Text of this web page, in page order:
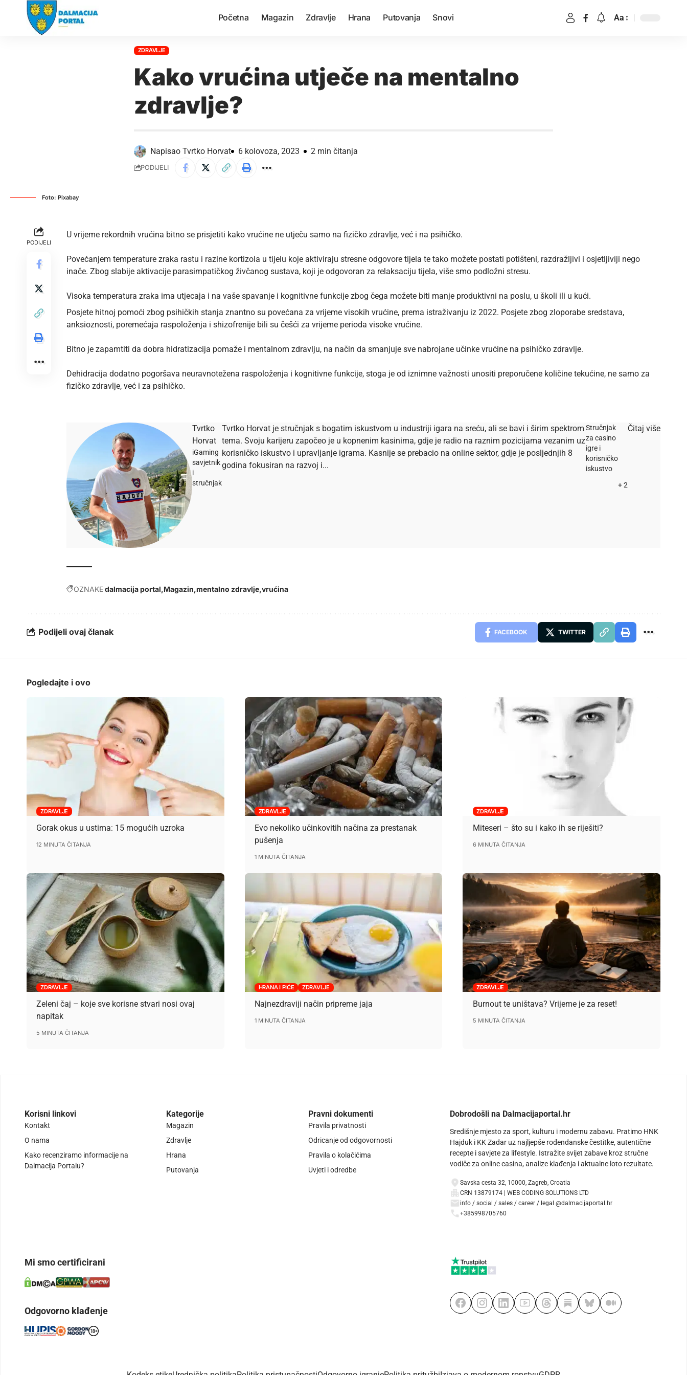
Početna Magazin Zdravlje Hrana Putovanja Snovi Aa
ZDRAVLJE
Kako vrućina utječe na mentalno
zdravlje?
Napisao Tvrtko Horvat 6 kolovoza, 2023 2 min čitanja
PODIJELI
Foto: Pixabay
PODIJELI
U vrijeme rekordnih vrućina bitno se prisjetiti kako vrućine ne utječu samo na fizičko zdravlje, već i na psihičko.
Povećanjem temperature zraka rastu i razine kortizola u tijelu koje aktiviraju stresne odgovore tijela te tako možete postati potišteni, razdražljivi i osjetljiviji nego
inače. Zbog slabije aktivacije parasimpatičkog živčanog sustava, koji je odgovoran za relaksaciju tijela, više smo podložni stresu.
Visoka temperatura zraka ima utjecaja i na vaše spavanje i kognitivne funkcije zbog čega možete biti manje produktivni na poslu, u školi ili u kući.
Posjete hitnoj pomoći zbog psihičkih stanja znantno su povećana za vrijeme visokih vrućine, prema istraživanju iz 2022. Posjete zbog zloporabe sredstava,
anksioznosti, poremećaja raspoloženja i shizofrenije bili su češći za vrijeme perioda visoke vrućine.
Bitno je zapamtiti da dobra hidratizacija pomaže i mentalnom zdravlju, na način da smanjuje sve nabrojane učinke vrućine na psihičko zdravlje.
Dehidracija dodatno pogoršava neuravnotežena raspoloženja i kognitivne funkcije, stoga je od iznimne važnosti unositi preporučene količine tekućine, ne samo za
fizičko zdravlje, već i za psihičko.
Tvrtko
Horvat
iGaming
savjetnik
i
stručnjak
Tvrtko Horvat je stručnjak s bogatim iskustvom u industriji igara na sreću, ali se bavi i širim spektrom
tema. Svoju karijeru započeo je u kopnenim kasinima, gdje je radio na raznim pozicijama vezanim uz
korisničko iskustvo i upravljanje igrama. Kasnije se prebacio na online sektor, gdje je posljednjih 8
godina fokusiran na razvoj i...
Stručnjak
za casino
igre i
korisničko
iskustvo
+ 2
Čitaj više
OZNAKEdalmacija portal Magazin mentalno zdravlje vrućina
Podijeli ovaj članak FACEBOOK TWITTER
Pogledajte i ovo
ZDRAVLJE
Gorak okus u ustima: 15 mogućih uzroka
12 MINUTA ČITANJA
ZDRAVLJE
Evo nekoliko učinkovitih načina za prestanak
pušenja
1 MINUTA ČITANJA
ZDRAVLJE
Miteseri – što su i kako ih se riješiti?
6 MINUTA ČITANJA
ZDRAVLJE
Zeleni čaj – koje sve korisne stvari nosi ovaj
napitak
5 MINUTA ČITANJA
HRANA I PIĆE ZDRAVLJE
Najnezdraviji način pripreme jaja
1 MINUTA ČITANJA
ZDRAVLJE
Burnout te uništava? Vrijeme je za reset!
5 MINUTA ČITANJA
Korisni linkovi
Kontakt
O nama
Kako recenziramo informacije na
Dalmacija Portalu?
Kategorije
Magazin
Zdravlje
Hrana
Putovanja
Pravni dokumenti
Pravila privatnosti
Odricanje od odgovornosti
Pravila o kolačićima
Uvjeti i odredbe
Dobrodošli na Dalmacijaportal.hr
Središnje mjesto za sport, kulturu i modernu zabavu. Pratimo HNK
Hajduk i KK Zadar uz najljepše rođendanske čestitke, autentične
recepte i savjete za lifestyle. Istražite svijet zabave kroz stručne
vodiče za online casina, analize klađenja i aktualne loto rezultate.
Savska cesta 32, 10000, Zagreb, Croatia
CRN 13879174 | WEB CODING SOLUTIONS LTD
info / social / sales / career / legal @dalmacijaportal.hr
+385998705760
Mi smo certificirani
Odgovorno klađenje